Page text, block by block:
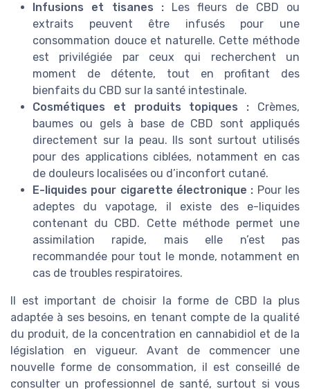
Infusions et tisanes :Les fleurs de CBD ou
extraits peuvent être infusés pour une
consommation douce et naturelle. Cette méthode
est privilégiée par ceux qui recherchent un
moment de détente, tout en profitant des
bienfaits du CBD sur la santé intestinale.
Cosmétiques et produits topiques : Crèmes,
baumes ou gels à base de CBD sont appliqués
directement sur la peau. Ils sont surtout utilisés
pour des applications ciblées, notamment en cas
de douleurs localisées ou d’inconfort cutané.
E-liquides pour cigarette électronique : Pour les
adeptes du vapotage, il existe des e-liquides
contenant du CBD. Cette méthode permet une
assimilation rapide, mais elle n’est pas
recommandée pour tout le monde, notamment en
cas de troubles respiratoires.
Il est important de choisir la forme de CBD la plus
adaptée à ses besoins, en tenant compte de la qualité
du produit, de la concentration en cannabidiol et de la
législation en vigueur. Avant de commencer une
nouvelle forme de consommation, il est conseillé de
consulter un professionnel de santé, surtout si vous